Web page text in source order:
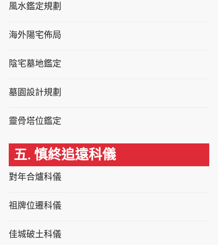
風水鑑定規劃
海外陽宅佈局
陰宅墓地鑑定
墓園設計規劃
靈骨塔位鑑定
五. 慎終追遠科儀
對年合爐科儀
祖牌位遷科儀
佳城破土科儀